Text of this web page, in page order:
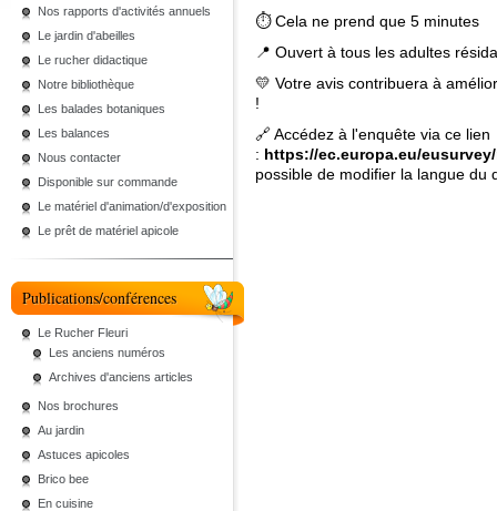
Nos rapports d'activités annuels
Le jardin d'abeilles
Le rucher didactique
Notre bibliothèque
Les balades botaniques
Les balances
Nous contacter
Disponible sur commande
Le matériel d'animation/d'exposition
Le prêt de matériel apicole
Publications/conférences
Le Rucher Fleuri
Les anciens numéros
Archives d'anciens articles
Nos brochures
Au jardin
Astuces apicoles
Brico bee
En cuisine
⏱ Cela ne prend que 5 minutes
📍 Ouvert à tous les adultes
💛 Votre avis contribuera à
!
🔗 Accédez à l'enquête via ce lien
: https://ec.europa.eu/
possible de modifier la langue du